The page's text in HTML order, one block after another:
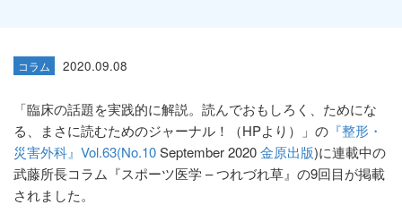
コラム 2020.09.08
「臨床の話題を実践的に解説。読んでおもしろく、ためにな
る、まさに読むためのジャーナル！（HPより）」の 『整形・
災害外科』Vol.63(No.10September 2020金原出版)に連載中の
武藤所長コラム『スポーツ医学 – つれづれ草』の9回目が掲載
されました。